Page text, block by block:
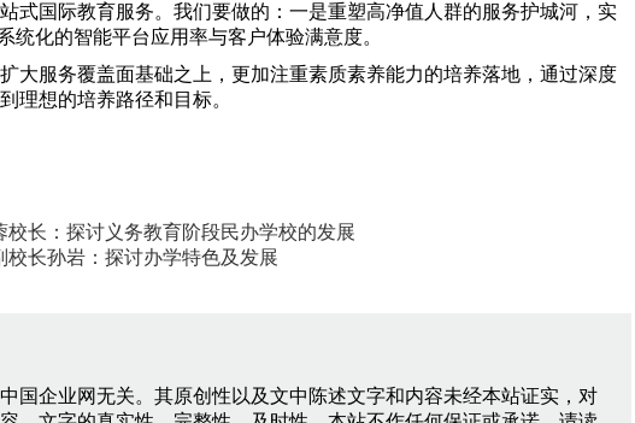
式国际教育服务。我们要做的：一是重塑高净值人群的服务护城河，实
统化的智能平台应用率与客户体验满意度。
大服务覆盖面基础之上，更加注重素质素养能力的培养落地，通过深度
理想的培养路径和目标。
长：探讨义务教育阶段民办学校的发展
长孙岩：探讨办学特色及发展
国企业网无关。其原创性以及文中陈述文字和内容未经本站证实，对